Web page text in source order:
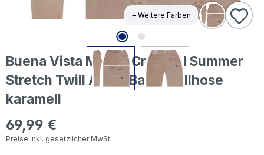
+ Weitere Farben
Buena Vista Malibu Cropped Summer
Stretch Twill Ankle Baumwollhose
karamell
Regulärer Preis:
69,99 €
Preise inkl. gesetzlicher MwSt.